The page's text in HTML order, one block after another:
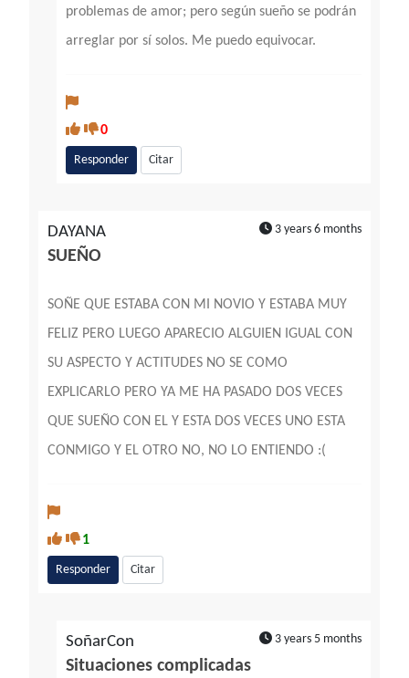
problemas de amor; pero según sueño se podrán
arreglar por sí solos. Me puedo equivocar.
0
Responder Citar
DAYANA 3 years 6 months
SUEÑO
SOÑE QUE ESTABA CON MI NOVIO Y ESTABA MUY
FELIZ PERO LUEGO APARECIO ALGUIEN IGUAL CON
SU ASPECTO Y ACTITUDES NO SE COMO
EXPLICARLO PERO YA ME HA PASADO DOS VECES
QUE SUEÑO CON EL Y ESTA DOS VECES UNO ESTA
CONMIGO Y EL OTRO NO, NO LO ENTIENDO :(
1
Responder Citar
SoñarCon 3 years 5 months
Situaciones complicadas